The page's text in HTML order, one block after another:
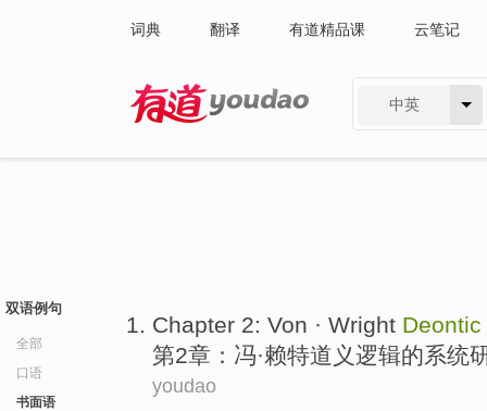
词典 翻译 有道精品课 云笔记
中英
双语例句
全部
口语
书面语
Chapter 2: Von · Wright Deontic
第2章 ： 冯·赖特道义逻辑的系统
youdao